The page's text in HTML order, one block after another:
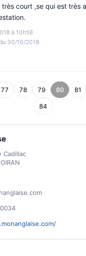
à 10h58
30/10/2018
très court ,se qui est très
77 78 79 80 81
84
Cadillac